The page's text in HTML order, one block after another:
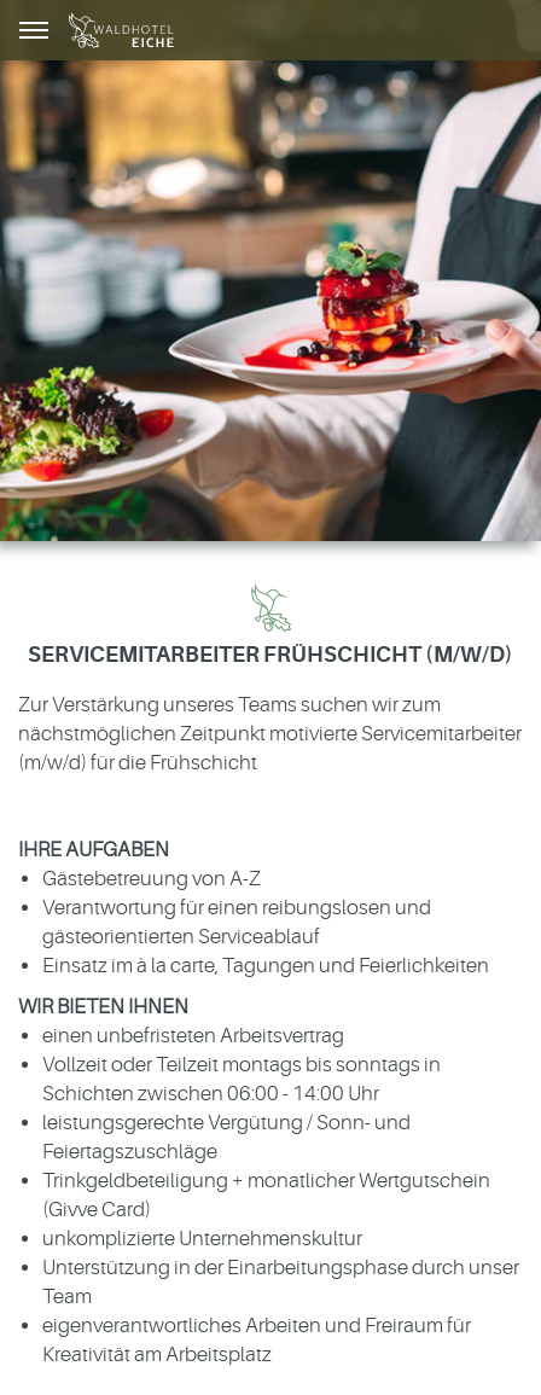
GUTSCHEINE
SERVICEMITARBEITER FRÜHSCHICHT (M/W/D)
Zur Verstärkung unseres Teams suchen wir zum
nächstmöglichen Zeitpunkt motivierte Servicemitarbeiter
(m/w/d) für die Frühschicht
IHRE AUFGABEN
Gästebetreuung von A-Z
Verantwortung für einen reibungslosen und
gästeorientierten Serviceablauf
Einsatz im à la carte, Tagungen und Feierlichkeiten
WIR BIETEN IHNEN
einen unbefristeten Arbeitsvertrag
Vollzeit oder Teilzeit montags bis sonntags in
Schichten zwischen 06:00 - 14:00 Uhr
leistungsgerechte Vergütung / Sonn- und
Feiertagszuschläge
Trinkgeldbeteiligung + monatlicher Wertgutschein
(Givve Card)
unkomplizierte Unternehmenskultur
Unterstützung in der Einarbeitungsphase durch unser
Team
eigenverantwortliches Arbeiten und Freiraum für
Kreativität am Arbeitsplatz